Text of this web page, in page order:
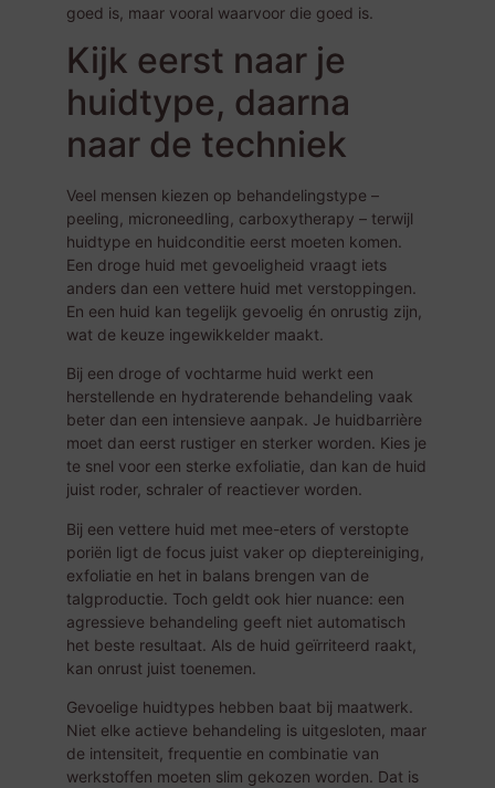
goed is, maar vooral waarvoor die goed is.
Kijk eerst naar je
huidtype, daarna
naar de techniek
Veel mensen kiezen op behandelingstype –
peeling, microneedling, carboxytherapy – terwijl
huidtype en huidconditie eerst moeten komen.
Een droge huid met gevoeligheid vraagt iets
anders dan een vettere huid met verstoppingen.
En een huid kan tegelijk gevoelig én onrustig zijn,
wat de keuze ingewikkelder maakt.
Bij een droge of vochtarme huid werkt een
herstellende en hydraterende behandeling vaak
beter dan een intensieve aanpak. Je huidbarrière
moet dan eerst rustiger en sterker worden. Kies je
te snel voor een sterke exfoliatie, dan kan de huid
juist roder, schraler of reactiever worden.
Bij een vettere huid met mee-eters of verstopte
poriën ligt de focus juist vaker op dieptereiniging,
exfoliatie en het in balans brengen van de
talgproductie. Toch geldt ook hier nuance: een
agressieve behandeling geeft niet automatisch
het beste resultaat. Als de huid geïrriteerd raakt,
kan onrust juist toenemen.
Gevoelige huidtypes hebben baat bij maatwerk.
Niet elke actieve behandeling is uitgesloten, maar
de intensiteit, frequentie en combinatie van
werkstoffen moeten slim gekozen worden. Dat is